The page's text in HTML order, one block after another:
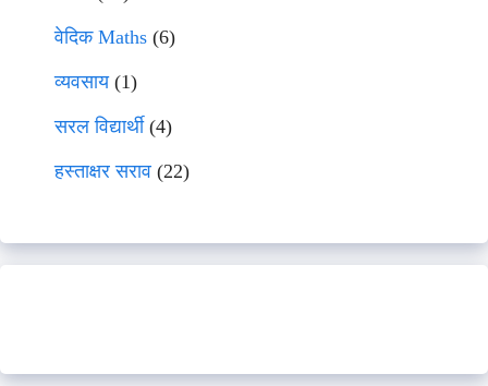
वेदिक Maths (6)
व्यवसाय(1)
सरल विद्यार्थी(4)
हस्ताक्षर सराव (22)